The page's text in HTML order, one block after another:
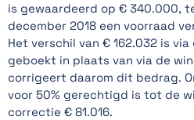
is gewaardeerd op € 340.000,
december 2018 een voorraad
Het verschil van € 162.032 is
geboekt in plaats van via de
corrigeert daarom dit bedrag.
voor 50% gerechtigd is tot de
correctie € 81.016.